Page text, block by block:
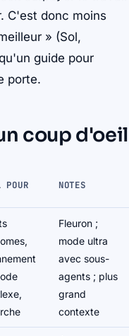
C'est donc moins
» (Sol,
guide pour
porte.
coup d'oeil
POUR NOTES
Fleuron ;
mode ultra
avec sous-
agents ; plus
grand
contexte